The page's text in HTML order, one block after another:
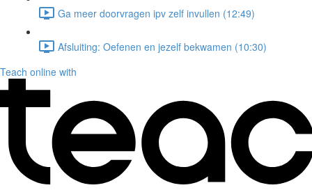
Ga meer doorvragen ipv zelf invullen (12:49)
Afsluiting: Oefenen en jezelf bekwamen (10:30)
Teach online with